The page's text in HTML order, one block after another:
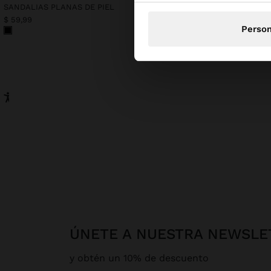
SANDALIAS PLANAS DE PIEL
$ 59,99
ÚNETE A NUESTRA
y obtén un 10% de descuento